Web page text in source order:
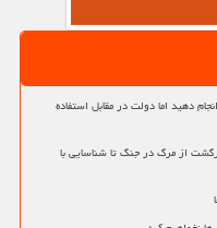
دهید اما دولت در مقابل استفاده
از مرگ در جنگ تا شناسایی با